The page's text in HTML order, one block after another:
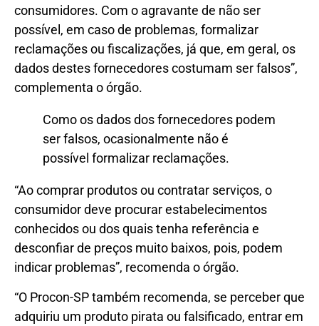
consumidores. Com o agravante de não ser
possível, em caso de problemas, formalizar
reclamações ou fiscalizações, já que, em geral, os
dados destes fornecedores costumam ser falsos”,
complementa o órgão.
Como os dados dos fornecedores podem
ser falsos, ocasionalmente não é
possível formalizar reclamações.
“Ao comprar produtos ou contratar serviços, o
consumidor deve procurar estabelecimentos
conhecidos ou dos quais tenha referência e
desconfiar de preços muito baixos, pois, podem
indicar problemas”, recomenda o órgão.
“O Procon-SP também recomenda, se perceber que
adquiriu um produto pirata ou falsificado, entrar em